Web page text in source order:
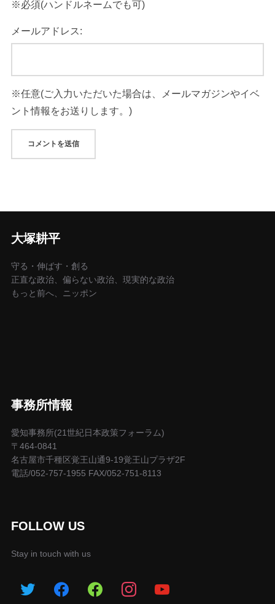
メールアドレス:
大塚耕平
守る・伸ばす・創る
正直な政治、偏らない政治、現実的な政治
もっと前へ、ニッポン
事務所情報
愛知事務所(21世紀日本政策フォーラム)
〒464-0841
名古屋市千種区覚王山通9-19覚王山プラザ2F
電話/052-757-1955 FAX/052-751-8113
FOLLOW US
Stay in touch with us